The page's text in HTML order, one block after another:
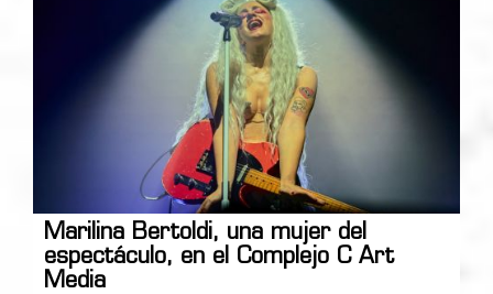
Marilina Bertoldi, una mujer del
espectáculo, en el Complejo C Art
Media